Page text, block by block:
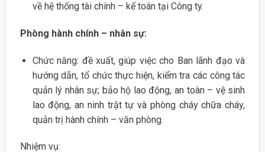
về hệ thống tài chính – kế toán tại Công ty.
Phòng hành chính – nhân sự:
Chức năng: đề xuất, giúp việc cho Ban lãnh đạo và
hướng dẫn, tổ chức thực hiện, kiểm tra các công tác
quản lý nhân sự; bảo hộ lao động, an toàn – vệ sinh
lao động, an ninh trật tự và phòng cháy chữa cháy,
quản trị hành chính – văn phòng.
Nhiệm vụ: